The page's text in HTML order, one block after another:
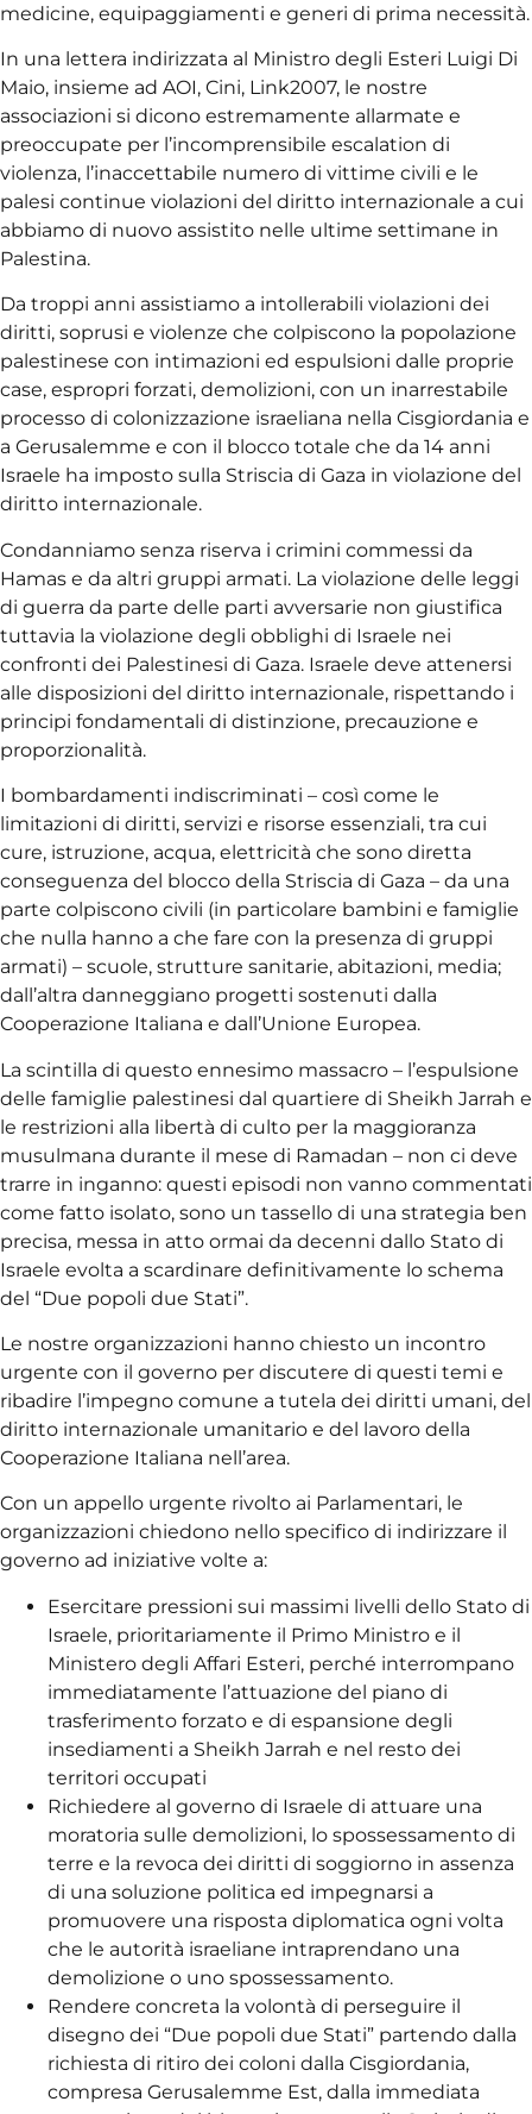
medicine, equipaggiamenti e generi di prima necessità.
In una lettera indirizzata al Ministro degli Esteri Luigi Di
Maio, insieme ad AOI, Cini, Link2007, le nostre
associazioni si dicono estremamente allarmate e
preoccupate per l’incomprensibile escalation di
violenza, l’inaccettabile numero di vittime civili e le
palesi continue violazioni del diritto internazionale a cui
abbiamo di nuovo assistito nelle ultime settimane in
Palestina.
Da troppi anni assistiamo a intollerabili violazioni dei
diritti, soprusi e violenze che colpiscono la popolazione
palestinese con intimazioni ed espulsioni dalle proprie
case, espropri forzati, demolizioni, con un inarrestabile
processo di colonizzazione israeliana nella Cisgiordania e
a Gerusalemme e con il blocco totale che da 14 anni
Israele ha imposto sulla Striscia di Gaza in violazione del
diritto internazionale.
Condanniamo senza riserva i crimini commessi da
Hamas e da altri gruppi armati. La violazione delle leggi
di guerra da parte delle parti avversarie non giustifica
tuttavia la violazione degli obblighi di Israele nei
confronti dei Palestinesi di Gaza. Israele deve attenersi
alle disposizioni del diritto internazionale, rispettando i
principi fondamentali di distinzione, precauzione e
proporzionalità.
I bombardamenti indiscriminati – così come le
limitazioni di diritti, servizi e risorse essenziali, tra cui
cure, istruzione, acqua, elettricità che sono diretta
conseguenza del blocco della Striscia di Gaza – da una
parte colpiscono civili (in particolare bambini e famiglie
che nulla hanno a che fare con la presenza di gruppi
armati) – scuole, strutture sanitarie, abitazioni, media;
dall’altra danneggiano progetti sostenuti dalla
Cooperazione Italiana e dall’Unione Europea.
La scintilla di questo ennesimo massacro – l’espulsione
delle famiglie palestinesi dal quartiere di Sheikh Jarrah e
le restrizioni alla libertà di culto per la maggioranza
musulmana durante il mese di Ramadan – non ci deve
trarre in inganno: questi episodi non vanno commentati
come fatto isolato, sono un tassello di una strategia ben
precisa, messa in atto ormai da decenni dallo Stato di
Israele evolta a scardinare definitivamente lo schema
del “Due popoli due Stati”.
Le nostre organizzazioni hanno chiesto un incontro
urgente con il governo per discutere di questi temi e
ribadire l’impegno comune a tutela dei diritti umani, del
diritto internazionale umanitario e del lavoro della
Cooperazione Italiana nell’area.
Con un appello urgente rivolto ai Parlamentari, le
organizzazioni chiedono nello specifico di indirizzare il
governo ad iniziative volte a:
Esercitare pressioni sui massimi livelli dello Stato di
Israele, prioritariamente il Primo Ministro e il
Ministero degli Affari Esteri, perché interrompano
immediatamente l’attuazione del piano di
trasferimento forzato e di espansione degli
insediamenti a Sheikh Jarrah e nel resto dei
territori occupati
Richiedere al governo di Israele di attuare una
moratoria sulle demolizioni, lo spossessamento di
terre e la revoca dei diritti di soggiorno in assenza
di una soluzione politica ed impegnarsi a
promuovere una risposta diplomatica ogni volta
che le autorità israeliane intraprendano una
demolizione o uno spossessamento.
Rendere concreta la volontà di perseguire il
disegno dei “Due popoli due Stati” partendo dalla
richiesta di ritiro dei coloni dalla Cisgiordania,
compresa Gerusalemme Est, dalla immediata